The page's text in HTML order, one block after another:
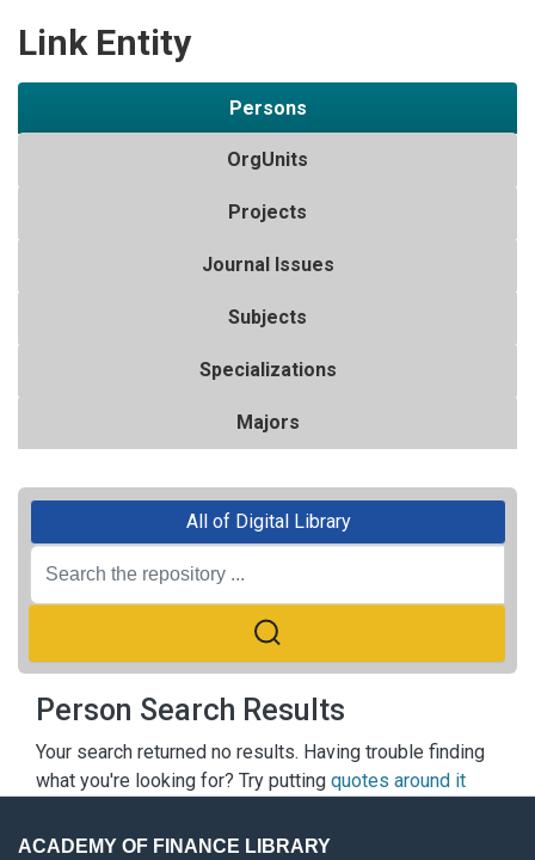
Link Entity
Persons
OrgUnits
Projects
Journal Issues
Subjects
Specializations
Majors
All of Digital Library
Person Search Results
Your search returned no results. Having trouble finding
what you're looking for? Try putting quotes around it
ACADEMY OF FINANCE LIBRARY